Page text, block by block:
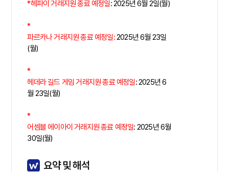
*헤파이 거래지원 종료 예정일: 2025년 6월 2일(월)
*
파르카나 거래지원 종료 예정일:2025년 6월 23일
(월)
*
헤데라 길드 게임 거래지원 종료 예정일: 2025년 6
월 23일(월)
*
어셈블 에이아이 거래지원 종료 예정일: 2025년 6월
30일(월)
요약 및 해석